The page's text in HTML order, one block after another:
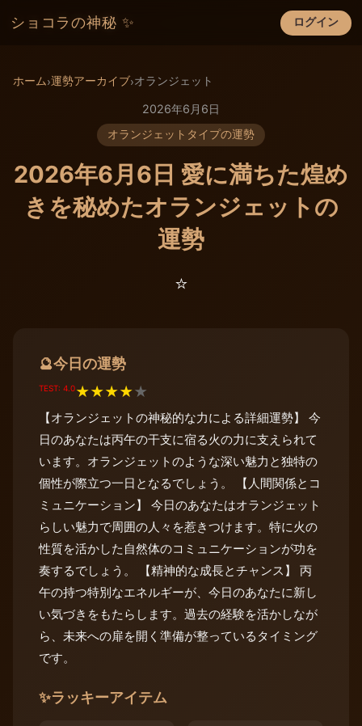
ショコラの神秘 ✨ ログイン
×
ホーム›運勢アーカイブ›オランジェット
2026年6月6日
オランジェットタイプの運勢
2026年6月6日 愛に満ちた煌め
きを秘めたオランジェットの
運勢
⭐️
🔮今日の運勢
TEST: 4.0★★★★★
【オランジェットの神秘的な力による詳細運勢】 今
日のあなたは丙午の干支に宿る火の力に支えられて
います。オランジェットのような深い魅力と独特の
個性が際立つ一日となるでしょう。 【人間関係とコ
ミュニケーション】 今日のあなたはオランジェット
らしい魅力で周囲の人々を惹きつけます。特に火の
性質を活かした自然体のコミュニケーションが功を
奏するでしょう。 【精神的な成長とチャンス】 丙
午の持つ特別なエネルギーが、今日のあなたに新し
い気づきをもたらします。過去の経験を活かしなが
ら、未来への扉を開く準備が整っているタイミング
です。
✨ラッキーアイテム